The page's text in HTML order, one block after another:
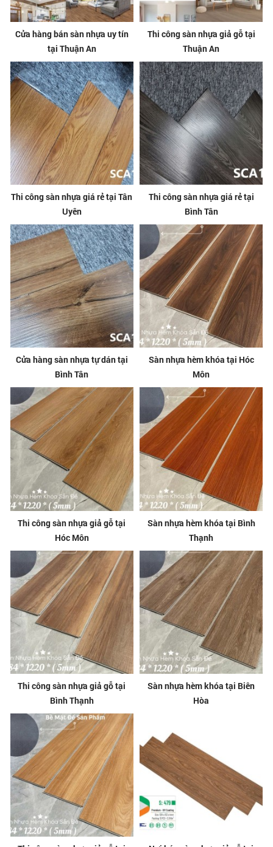
Cửa hàng bán sàn nhựa uy tín
tại Thuận An
Thi công sàn nhựa giả gỗ tại
Thuận An
Thi công sàn nhựa giá rẻ tại Tân
Uyên
Thi công sàn nhựa giá rẻ tại
Bình Tân
Cửa hàng sàn nhựa tự dán tại
Bình Tân
Sàn nhựa hèm khóa tại Hóc
Môn
Thi công sàn nhựa giả gỗ tại
Hóc Môn
Sàn nhựa hèm khóa tại Bình
Thạnh
Thi công sàn nhựa giả gỗ tại
Bình Thạnh
Sàn nhựa hèm khóa tại Biên
Hòa